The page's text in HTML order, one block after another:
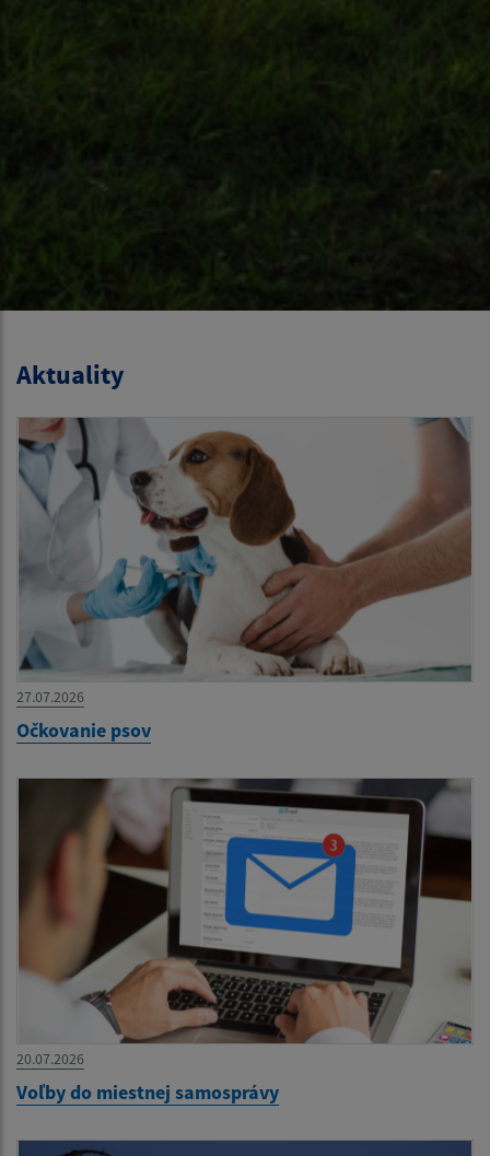
Aktuality
27.07.2026
Očkovanie psov
20.07.2026
Voľby do miestnej samosprávy